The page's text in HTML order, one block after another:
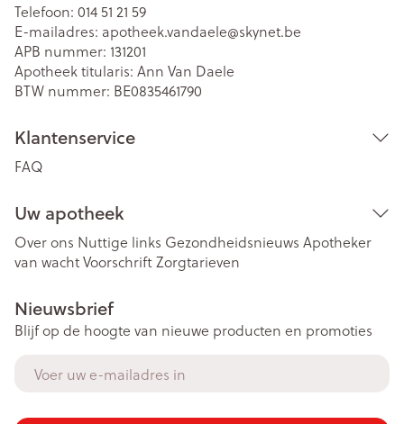
Telefoon: 014 51 21 59
E-mailadres: apotheek.vandaele@skynet.be
APB nummer: 131201
Apotheek titularis: Ann Van Daele
BTW nummer: BE0835461790
Klantenservice
FAQ
Uw apotheek
Over ons Nuttige links Gezondheidsnieuws Apotheker
van wachtVoorschriftZorgtarieven
Nieuwsbrief
Blijf op de hoogte van nieuwe producten en promoties